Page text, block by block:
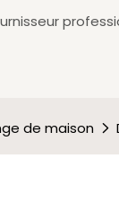
de maison